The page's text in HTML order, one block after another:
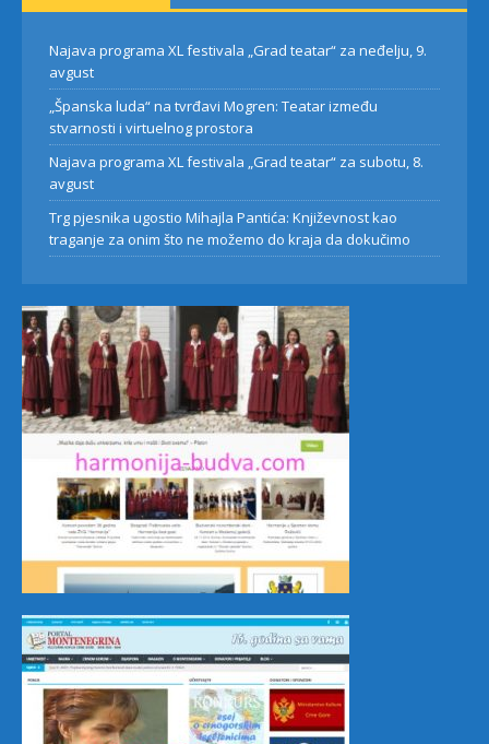
Najava programa XL festivala „Grad teatar“ za neđelju, 9.
avgust
„Španska luda“ na tvrđavi Mogren: Teatar između
stvarnosti i virtuelnog prostora
Najava programa XL festivala „Grad teatar“ za subotu, 8.
avgust
Trg pjesnika ugostio Mihajla Pantića: Književnost kao
traganje za onim što ne možemo do kraja da dokučimo